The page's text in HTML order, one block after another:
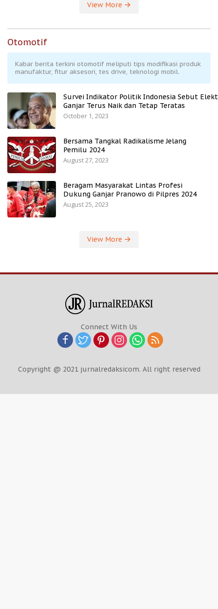
View More
Otomotif
Kabar berita terkini otomotif meliputi tips modifikasi produk
manufaktur, fitur aksesori, tes drive, teknologi mobil.
Survei Indikator Politik Indonesia Sebut
Ganjar Terus Naik dan Tetap Teratas
October 1, 2023
Bersama Tangkal Radikalisme Jelang
Pemilu 2024
August 27, 2023
Beragam Masyarakat Lintas Profesi
Dukung Ganjar Pranowo di Pilpres 2024
August 25, 2023
View More
Connect With Us
Copyright @ 2021 jurnalredaksicom. All right reserved